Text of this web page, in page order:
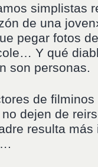
simplistas
de una
pegar fotos
Y qué
son personas.
de
dejen de
resulta más